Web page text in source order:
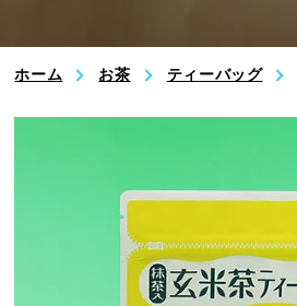
ホーム お茶 ティーバッグ